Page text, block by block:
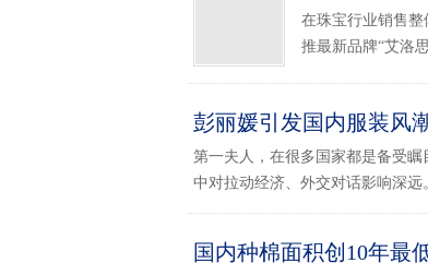
在珠宝行业销售
推最新品牌“艾洛
彭丽媛引发国内服装风
第一夫人，在很多国家都是备受
中对拉动经济、外交对话影响深远
国内种棉面积创10年最